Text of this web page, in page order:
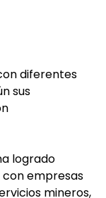
diferentes
sus
logrado
empresas
mineros,